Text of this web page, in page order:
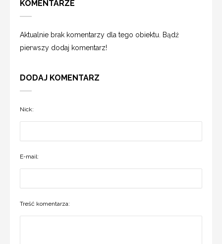
KOMENTARZE
Aktualnie brak komentarzy dla tego obiektu. Bądź
pierwszy dodaj komentarz!
DODAJ KOMENTARZ
Nick:
E-mail:
Treść komentarza: